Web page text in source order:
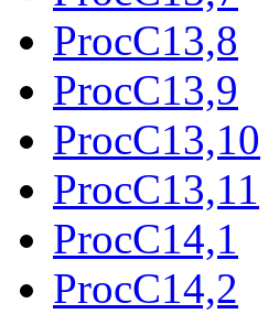
ProcC13,8
ProcC13,9
ProcC13,10
ProcC13,11
ProcC14,1
ProcC14,2